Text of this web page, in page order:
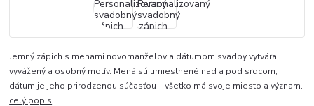
Jemný zápich s menami novomanželov a dátumom svadby vytvára
vyvážený a osobný motív. Mená sú umiestnené nad a pod srdcom,
dátum je jeho prirodzenou súčasťou – všetko má svoje miesto a význam.
celý popis